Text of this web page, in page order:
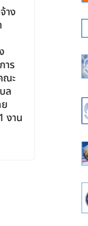
าง
าร
ณะ
ล
งาน